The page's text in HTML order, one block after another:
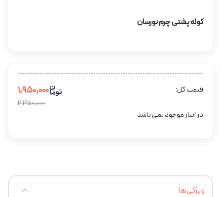
کوله پشتی چرم نورسان
قیمت کل:
۲,۳۵۰,۰۰۰
در انبار موجود نمی باشد
ویژگی‌ها